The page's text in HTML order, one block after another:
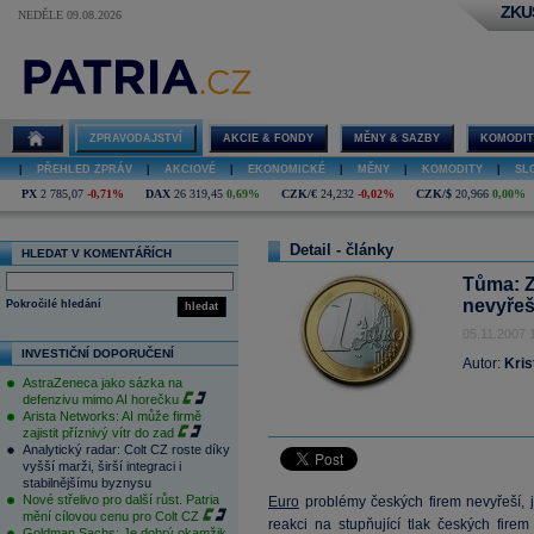
NEDĚLE 09.08.2026
ZPRAVODAJSTVÍ AKCIE & FONDY MĚNY & SAZBY
PŘEHLED ZPRÁV AKCIOVÉ EKONOMICKÉ MĚNY KOMODITY
PX 2 785,07 -0,71% DAX 26 319,45 0,69% CZK/€ 24,232 -0,02% CZK/$ 20,966 0,00%
HLEDAT V KOMENTÁŘÍCH
hledat
Pokročilé hledání
INVESTIČNÍ DOPORUČENÍ
AstraZeneca jako sázka na
defenzivu mimo AI horečku
Arista Networks: AI může firmě
zajistit příznivý vítr do zad
Analytický radar: Colt CZ roste díky
vyšší marži, širší integraci i
stabilnějšímu byznysu
Nové střelivo pro další růst. Patria
mění cílovou cenu pro Colt CZ
Detail - články
Tůma:
05.11.2007
Autor:
Euro problémy českých firem
reakci na stupňující tlak českých